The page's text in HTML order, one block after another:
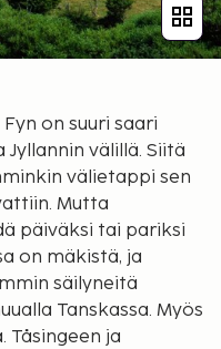
on suuri saari
Jyllannin välillä. Siitä
välietappi sen
Mutta
päiväksi tai pariksi
on mäkistä, ja
säilyneitä
Tanskassa. Myös
Tåsingeen ja